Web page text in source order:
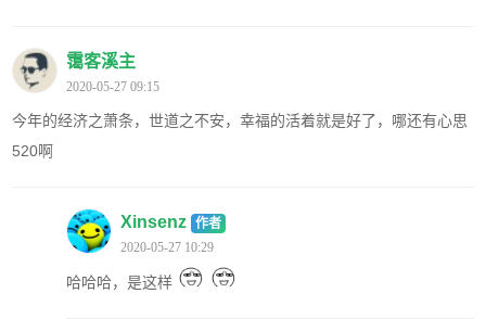
霭客溪主
2020-05-27 09:15
今年的经济之萧条，世道之不安，幸福的活着就是好了，哪还有心思
520啊
Xinsenz 作者
2020-05-27 10:29
哈哈哈，是这样